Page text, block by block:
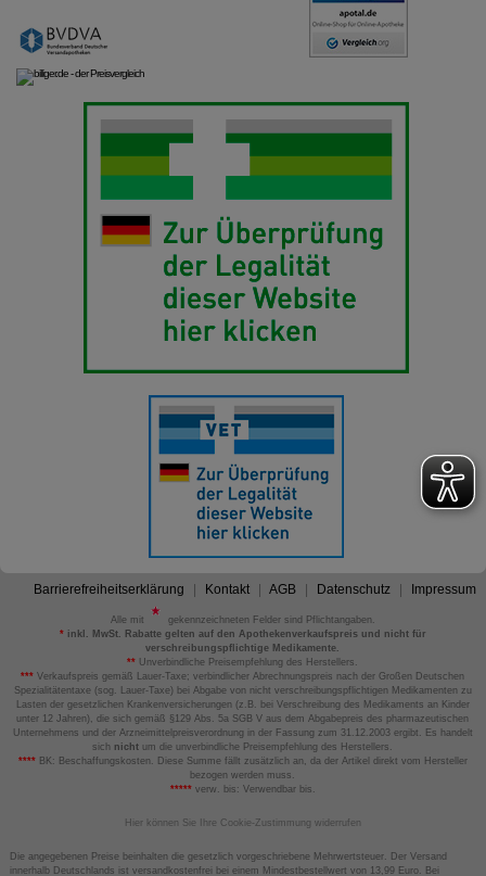
Barrierefreiheitserklärung Kontakt AGB Datenschutz Impressum
Alle mit
gekennzeichneten Felder sind Pflichtangaben.
*inkl. MwSt. Rabatte gelten auf den Apothekenverkaufspreis und nicht für
verschreibungspflichtige Medikamente.
** Unverbindliche Preisempfehlung des Herstellers.
*** Verkaufspreis gemäß Lauer-Taxe; verbindlicher Abrechnungspreis nach der Großen Deutschen
Spezialitätentaxe (sog. Lauer-Taxe) bei Abgabe von nicht verschreibungspflichtigen Medikamenten zu
Lasten der gesetzlichen Krankenversicherungen (z.B. bei Verschreibung des Medikaments an Kinder
unter 12 Jahren), die sich gemäß §129 Abs. 5a SGB V aus dem Abgabepreis des pharmazeutischen
Unternehmens und der Arzneimittelpreisverordnung in der Fassung zum 31.12.2003 ergibt. Es handelt
sich nicht um die unverbindliche Preisempfehlung des Herstellers.
****BK: Beschaffungskosten. Diese Summe fällt zusätzlich an, da der Artikel direkt vom Hersteller
bezogen werden muss.
*****verw. bis: Verwendbar bis.
Hier können Sie Ihre Cookie-Zustimmung widerrufen
Die angegebenen Preise beinhalten die gesetzlich vorgeschriebene Mehrwertsteuer. Der Versand
innerhalb Deutschlands ist versandkostenfrei bei einem Mindestbestellwert von 13,99 Euro. Bei